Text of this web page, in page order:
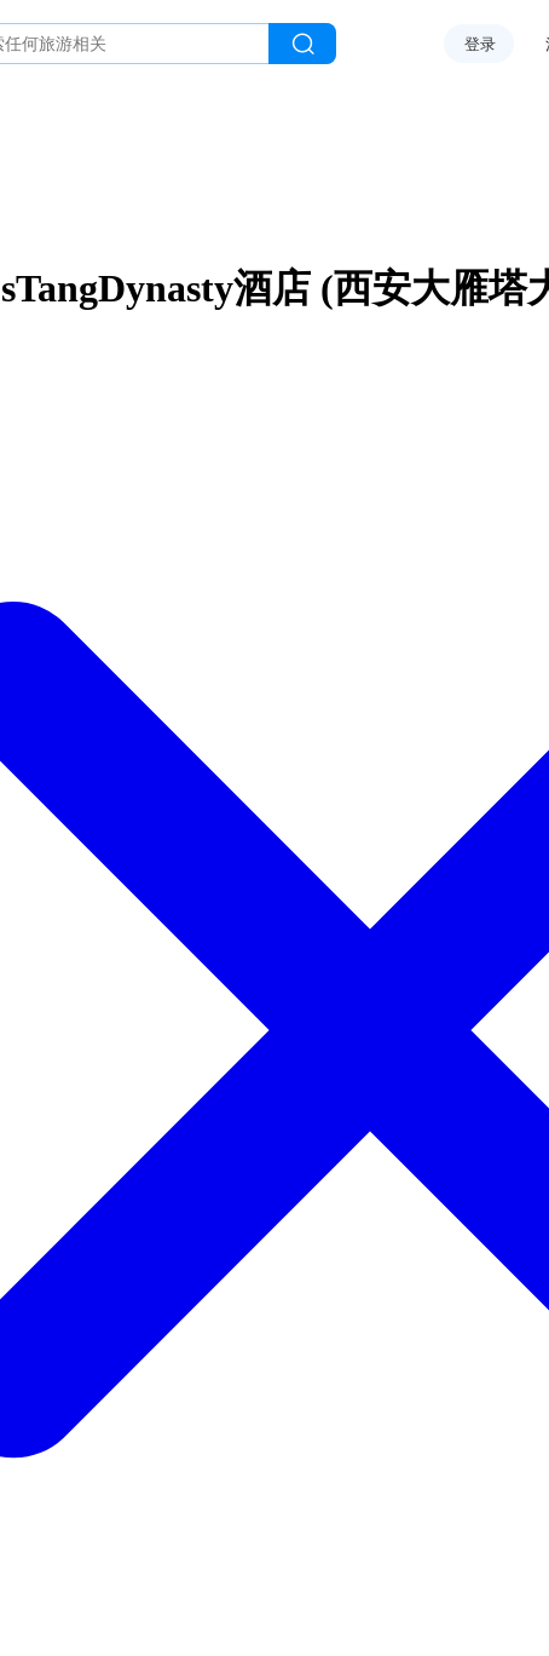
登录
酒店 (西安大雁塔